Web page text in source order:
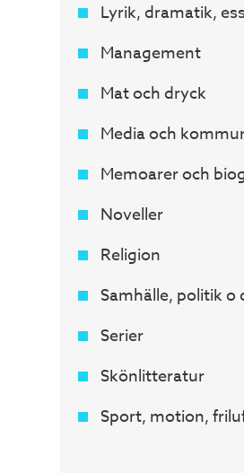
Lyrik, dramatik,
Management
Mat och dryck
Media och
Memoarer och
Noveller
Religion
Samhälle, politik o
Serier
Skönlitteratur
Sport, motion,